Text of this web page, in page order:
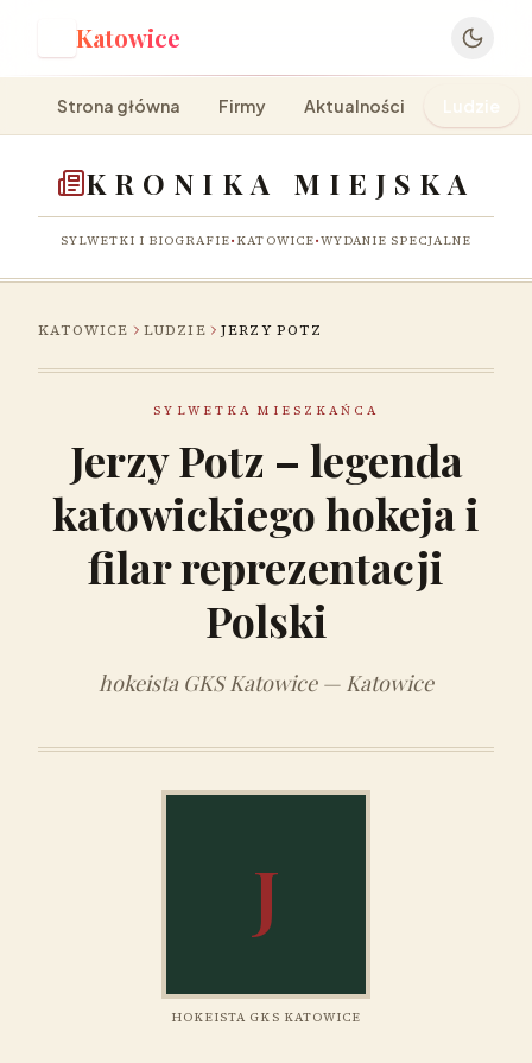
Katowice
Strona główna Firmy Aktualności Ludzie
KRONIKA MIEJSKA
SYLWETKI I BIOGRAFIE• KATOWICE•WYDANIE SPECJALNE
KATOWICE LUDZIE JERZY POTZ
SYLWETKA MIESZKAŃCA
Jerzy Potz – legenda
katowickiego hokeja i
filar reprezentacji
Polski
hokeista GKS Katowice — Katowice
J
HOKEISTA GKS KATOWICE